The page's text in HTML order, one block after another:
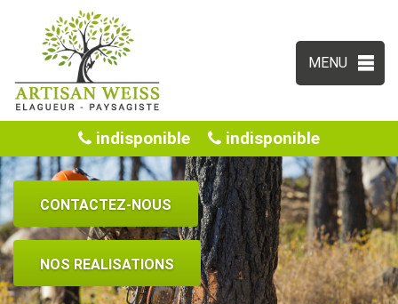
MENU
indisponible indisponible
CONTACTEZ-NOUS
NOS REALISATIONS